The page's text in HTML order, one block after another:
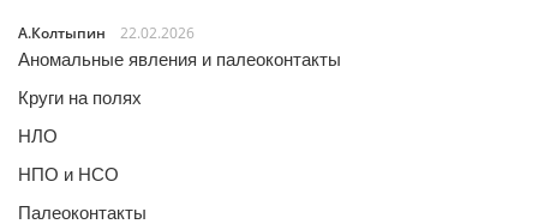
А.Колтыпин
22.02.2026
Аномальные явления и палеоконтакты
Круги на полях
НЛО
НПО и НСО
Палеоконтакты